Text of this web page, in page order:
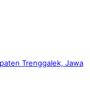
Trenggalek, Jawa